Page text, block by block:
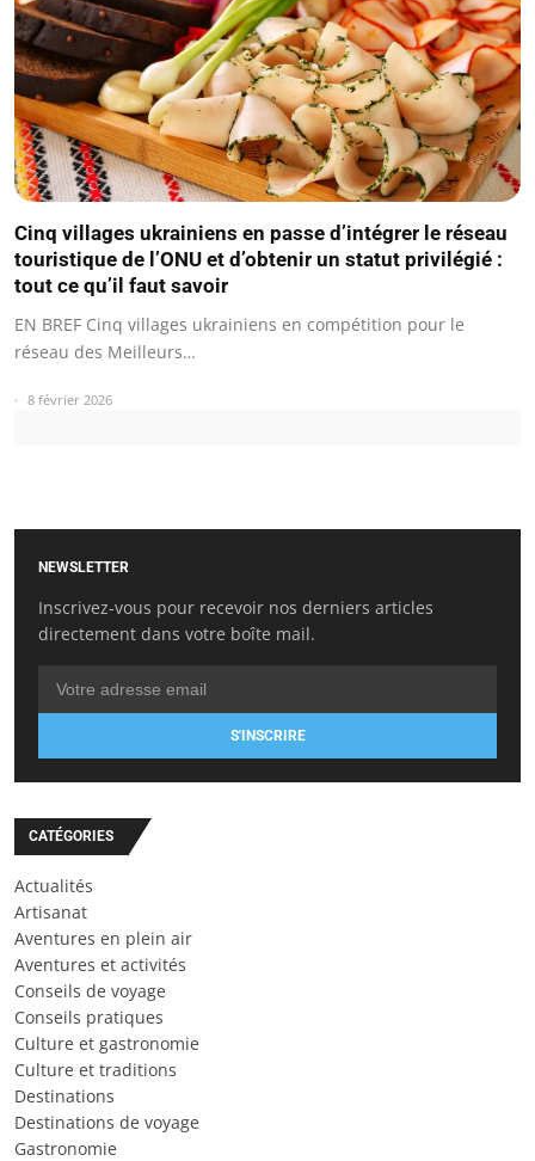
Cinq villages ukrainiens en passe d’intégrer le réseau
touristique de l’ONU et d’obtenir un statut privilégié :
tout ce qu’il faut savoir
EN BREF Cinq villages ukrainiens en compétition pour le
réseau des Meilleurs…
8 février 2026
NEWSLETTER
Inscrivez-vous pour recevoir nos derniers articles
directement dans votre boîte mail.
S'INSCRIRE
CATÉGORIES
Actualités
Artisanat
Aventures en plein air
Aventures et activités
Conseils de voyage
Conseils pratiques
Culture et gastronomie
Culture et traditions
Destinations
Destinations de voyage
Gastronomie